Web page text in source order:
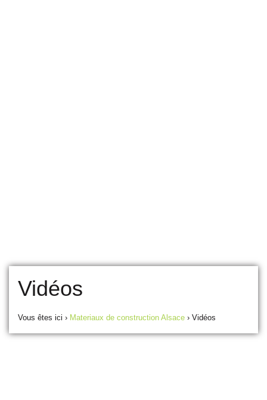
Vidéos
Vous êtes ici › Materiaux de construction Alsace › Vidéos